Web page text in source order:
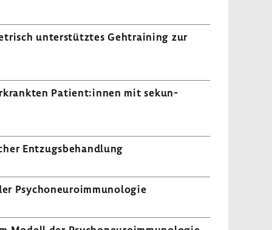
unter­stütztes Gehtrai­ning zur
Patient:innen mit sekun­
Entzugs­be­hand­lung
Psycho­neu­ro­im­mu­no­logie